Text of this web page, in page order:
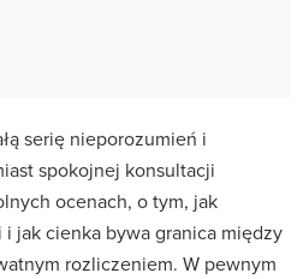
serię nieporozumień i
spokojnej konsultacji
ocenach, o tym, jak
jak cienka bywa granica między
rozliczeniem. W pewnym